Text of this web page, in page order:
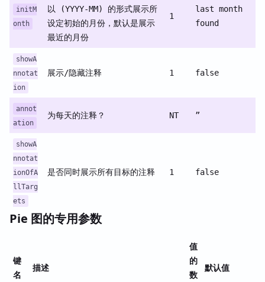
initM
onth
以 (YYYY-MM) 的形式展示所
设定初始的月份，默认是展示
最近的月份
1
last month
found
showA
nnotat
ion
展示/隐藏注释 1 false
annot
ation
为每天的注释？ NT ”
showA
nnotat
ionOfA
llTarg
ets
是否同时展示所有目标的注释 1 false
Pie 图的专用参数
键
名
描述
值
的
数
默认值